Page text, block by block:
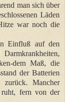
man sich über
Läden
war noch die
Einfluß auf den
dem Maß, die
der Batterien
Mancher
ruht, fern von der